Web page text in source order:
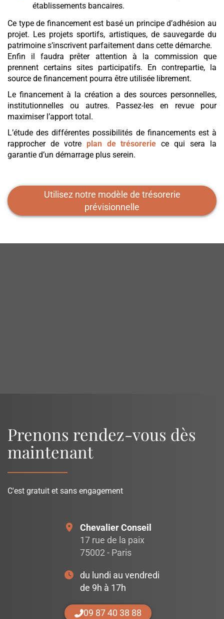
établissements bancaires.
Ce type de financement est basé un principe d’adhésion au
projet. Les projets sportifs, artistiques, de sauvegarde du
patrimoine s’inscrivent parfaitement dans cette démarche.
Enfin il faudra prêter attention à la commission que
prennent certains sites participatifs. En contrepartie, la
source de financement pourra être utilisée librement.
Le financement à la création a des sources personnelles,
institutionnelles ou autres. Passez-les en revue pour
maximiser l’apport total.
L’étude des différentes possibilités de financements est à
rapprocher de votre plan de trésorerie ce qui sera la
garantie d’un démarrage plus serein.
Utilisez notre modèle de trésorerie
prévisionnelle
Prenons rendez-vous dès
maintenant
C'est gratuit et sans engagement
Chevalier Conseil
17 rue de la paix
75002 - Paris
du lundi au vendredi
de 9h à 17h
09 87 40 38 88